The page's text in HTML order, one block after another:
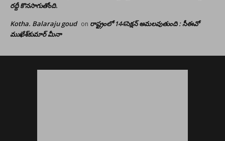
రద్దీ కొనసాగుతోంది.
Kotha. Balaraju goud on రాష్ట్రంలో 144సెక్షన్ అమలవుతుంది : సీఈవో
ముఖేశ్‌కుమార్‌ మీనా